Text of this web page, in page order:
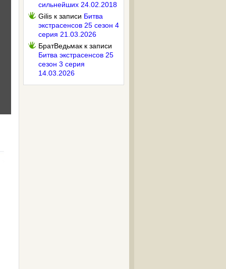
сильнейших 24.02.2018
Gilis к записи Битва
экстрасенсов 25 сезон 4
серия 21.03.2026
БратВедьмак к записи
Битва экстрасенсов 25
сезон 3 серия
14.03.2026